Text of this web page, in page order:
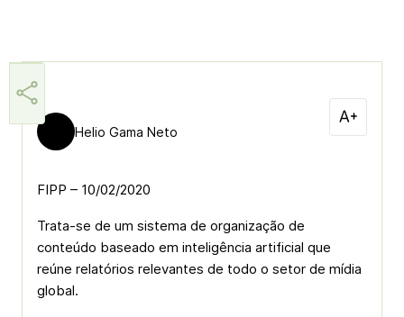
Helio Gama Neto
FIPP – 10/02/2020
Trata-se de um sistema de organização de
conteúdo baseado em inteligência artificial que
reúne relatórios relevantes de todo o setor de mídia
global.